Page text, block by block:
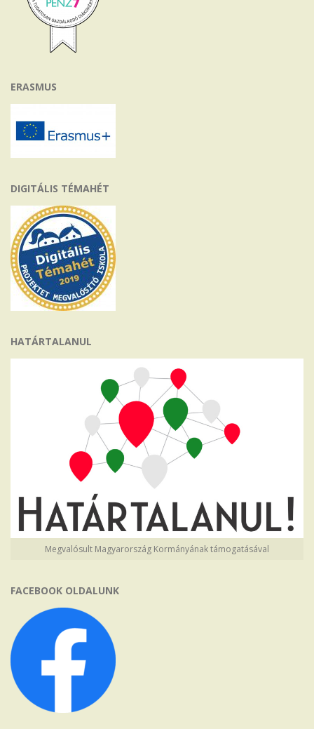
ERASMUS
DIGITÁLIS TÉMAHÉT
HATÁRTALANUL
Megvalósult Magyarország Kormányának támogatásával
FACEBOOK OLDALUNK